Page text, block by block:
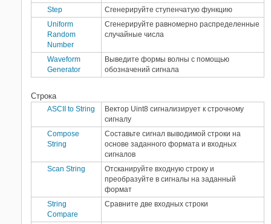
Step
Сгенерируйте ступенчатую функцию
Uniform
Random
Number
Сгенерируйте равномерно распределенные
случайные числа
Waveform
Generator
Выведите формы волны с помощью
обозначений сигнала
Строка
ASCII to String
Вектор Uint8 сигнализирует к строчному
сигналу
Compose
String
Составьте сигнал выводимой строки на
основе заданного формата и входных
сигналов
Scan String
Отсканируйте входную строку и
преобразуйте в сигналы на заданный
формат
String
Compare
Сравните две входных строки